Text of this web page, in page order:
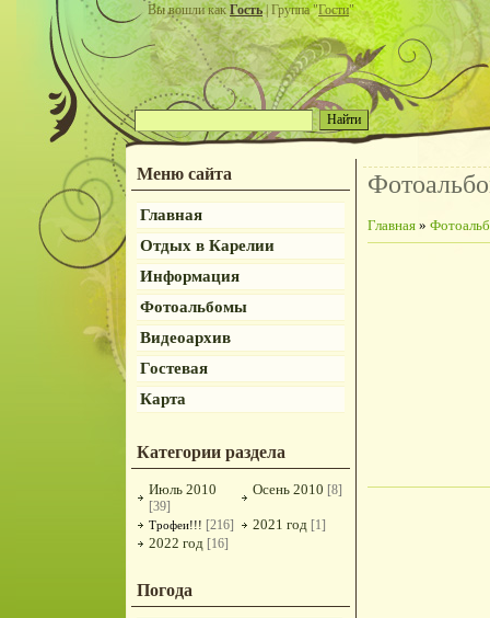
Вы вошли какГость| Группа "Гости"
Меню сайта
Главная
Отдых в Карелии
Информация
Фотоальбомы
Видеоархив
Гостевая
Карта
Категории раздела
Июль 2010
[39]
Осень 2010 [8]
Трофеи!!! [216] 2021 год [1]
2022 год [16]
Погода
Главная »